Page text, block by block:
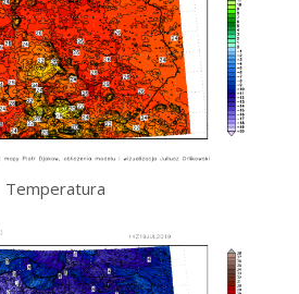
Temperatura